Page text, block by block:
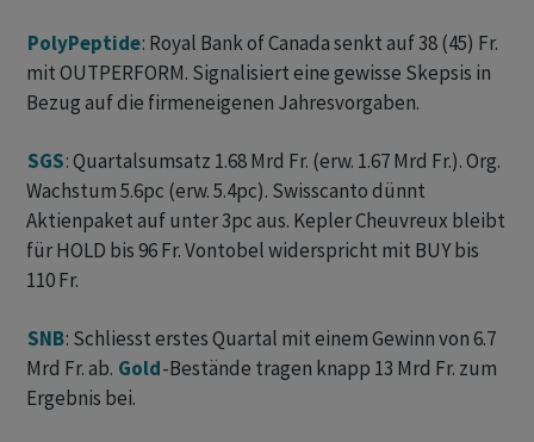
PolyPeptide: Royal Bank of Canada senkt auf 38 (45) Fr.
mit OUTPERFORM. Signalisiert eine gewisse Skepsis in
Bezug auf die firmeneigenen Jahresvorgaben.
SGS: Quartalsumsatz 1.68 Mrd Fr. (erw. 1.67 Mrd Fr.). Org.
Wachstum 5.6pc (erw. 5.4pc). Swisscanto dünnt
Aktienpaket auf unter 3pc aus. Kepler Cheuvreux bleibt
für HOLD bis 96 Fr. Vontobel widerspricht mit BUY bis
110 Fr.
SNB: Schliesst erstes Quartal mit einem Gewinn von 6.7
Mrd Fr. ab. Gold-Bestände tragen knapp 13 Mrd Fr. zum
Ergebnis bei.